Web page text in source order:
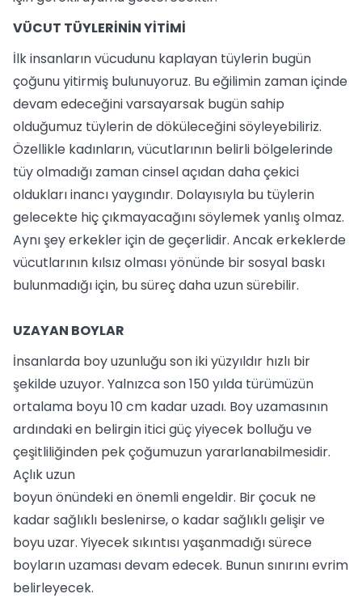
VÜCUT TÜYLERİNİN YİTİMİ
İlk insanların vücudunu kaplayan tüylerin bugün
çoğunu yitirmiş bulunuyoruz. Bu eğilimin zaman içinde
devam edeceğini varsayarsak bugün sahip
olduğumuz tüylerin de döküleceğini söyleyebiliriz.
Özellikle kadınların, vücutlarının belirli bölgelerinde
tüy olmadığı zaman cinsel açıdan daha çekici
oldukları inancı yaygındır. Dolayısıyla bu tüylerin
gelecekte hiç çıkmayacağını söylemek yanlış olmaz.
Aynı şey erkekler için de geçerlidir. Ancak erkeklerde
vücutlarının kılsız olması yönünde bir sosyal baskı
bulunmadığı için, bu süreç daha uzun sürebilir.
UZAYAN BOYLAR
İnsanlarda boy uzunluğu son iki yüzyıldır hızlı bir
şekilde uzuyor. Yalnızca son 150 yılda türümüzün
ortalama boyu 10 cm kadar uzadı. Boy uzamasının
ardındaki en belirgin itici güç yiyecek bolluğu ve
çeşitliliğinden pek çoğumuzun yararlanabilmesidir.
Açlık uzun
boyun önündeki en önemli engeldir. Bir çocuk ne
kadar sağlıklı beslenirse, o kadar sağlıklı gelişir ve
boyu uzar. Yiyecek sıkıntısı yaşanmadığı sürece
boyların uzaması devam edecek. Bunun sınırını evrim
belirleyecek.